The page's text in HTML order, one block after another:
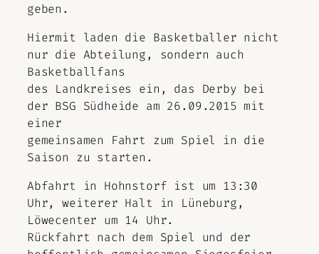
geben.
Hiermit laden die Basketballer nicht
nur die Abteilung, sondern auch
Basketballfans
des Landkreises ein, das Derby bei
der BSG Südheide am 26.09.2015 mit
einer
gemeinsamen Fahrt zum Spiel in die
Saison zu starten.
Abfahrt in Hohnstorf ist um 13:30
Uhr, weiterer Halt in Lüneburg,
Löwecenter um 14 Uhr.
Rückfahrt nach dem Spiel und der